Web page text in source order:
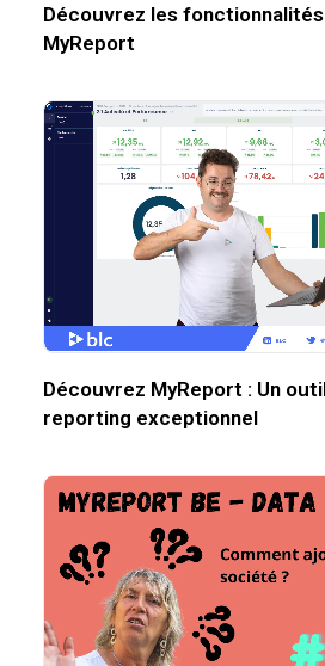
Découvrez les
MyReport
Découvrez MyReport : Un
reporting exceptionnel